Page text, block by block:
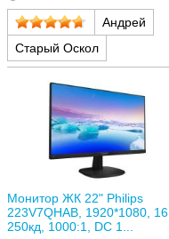
Андрей
Старый Оскол
Монитор ЖК 22" Philips
223V7QHAB, 1920*1080,
250кд, 1000:1, DC 1...